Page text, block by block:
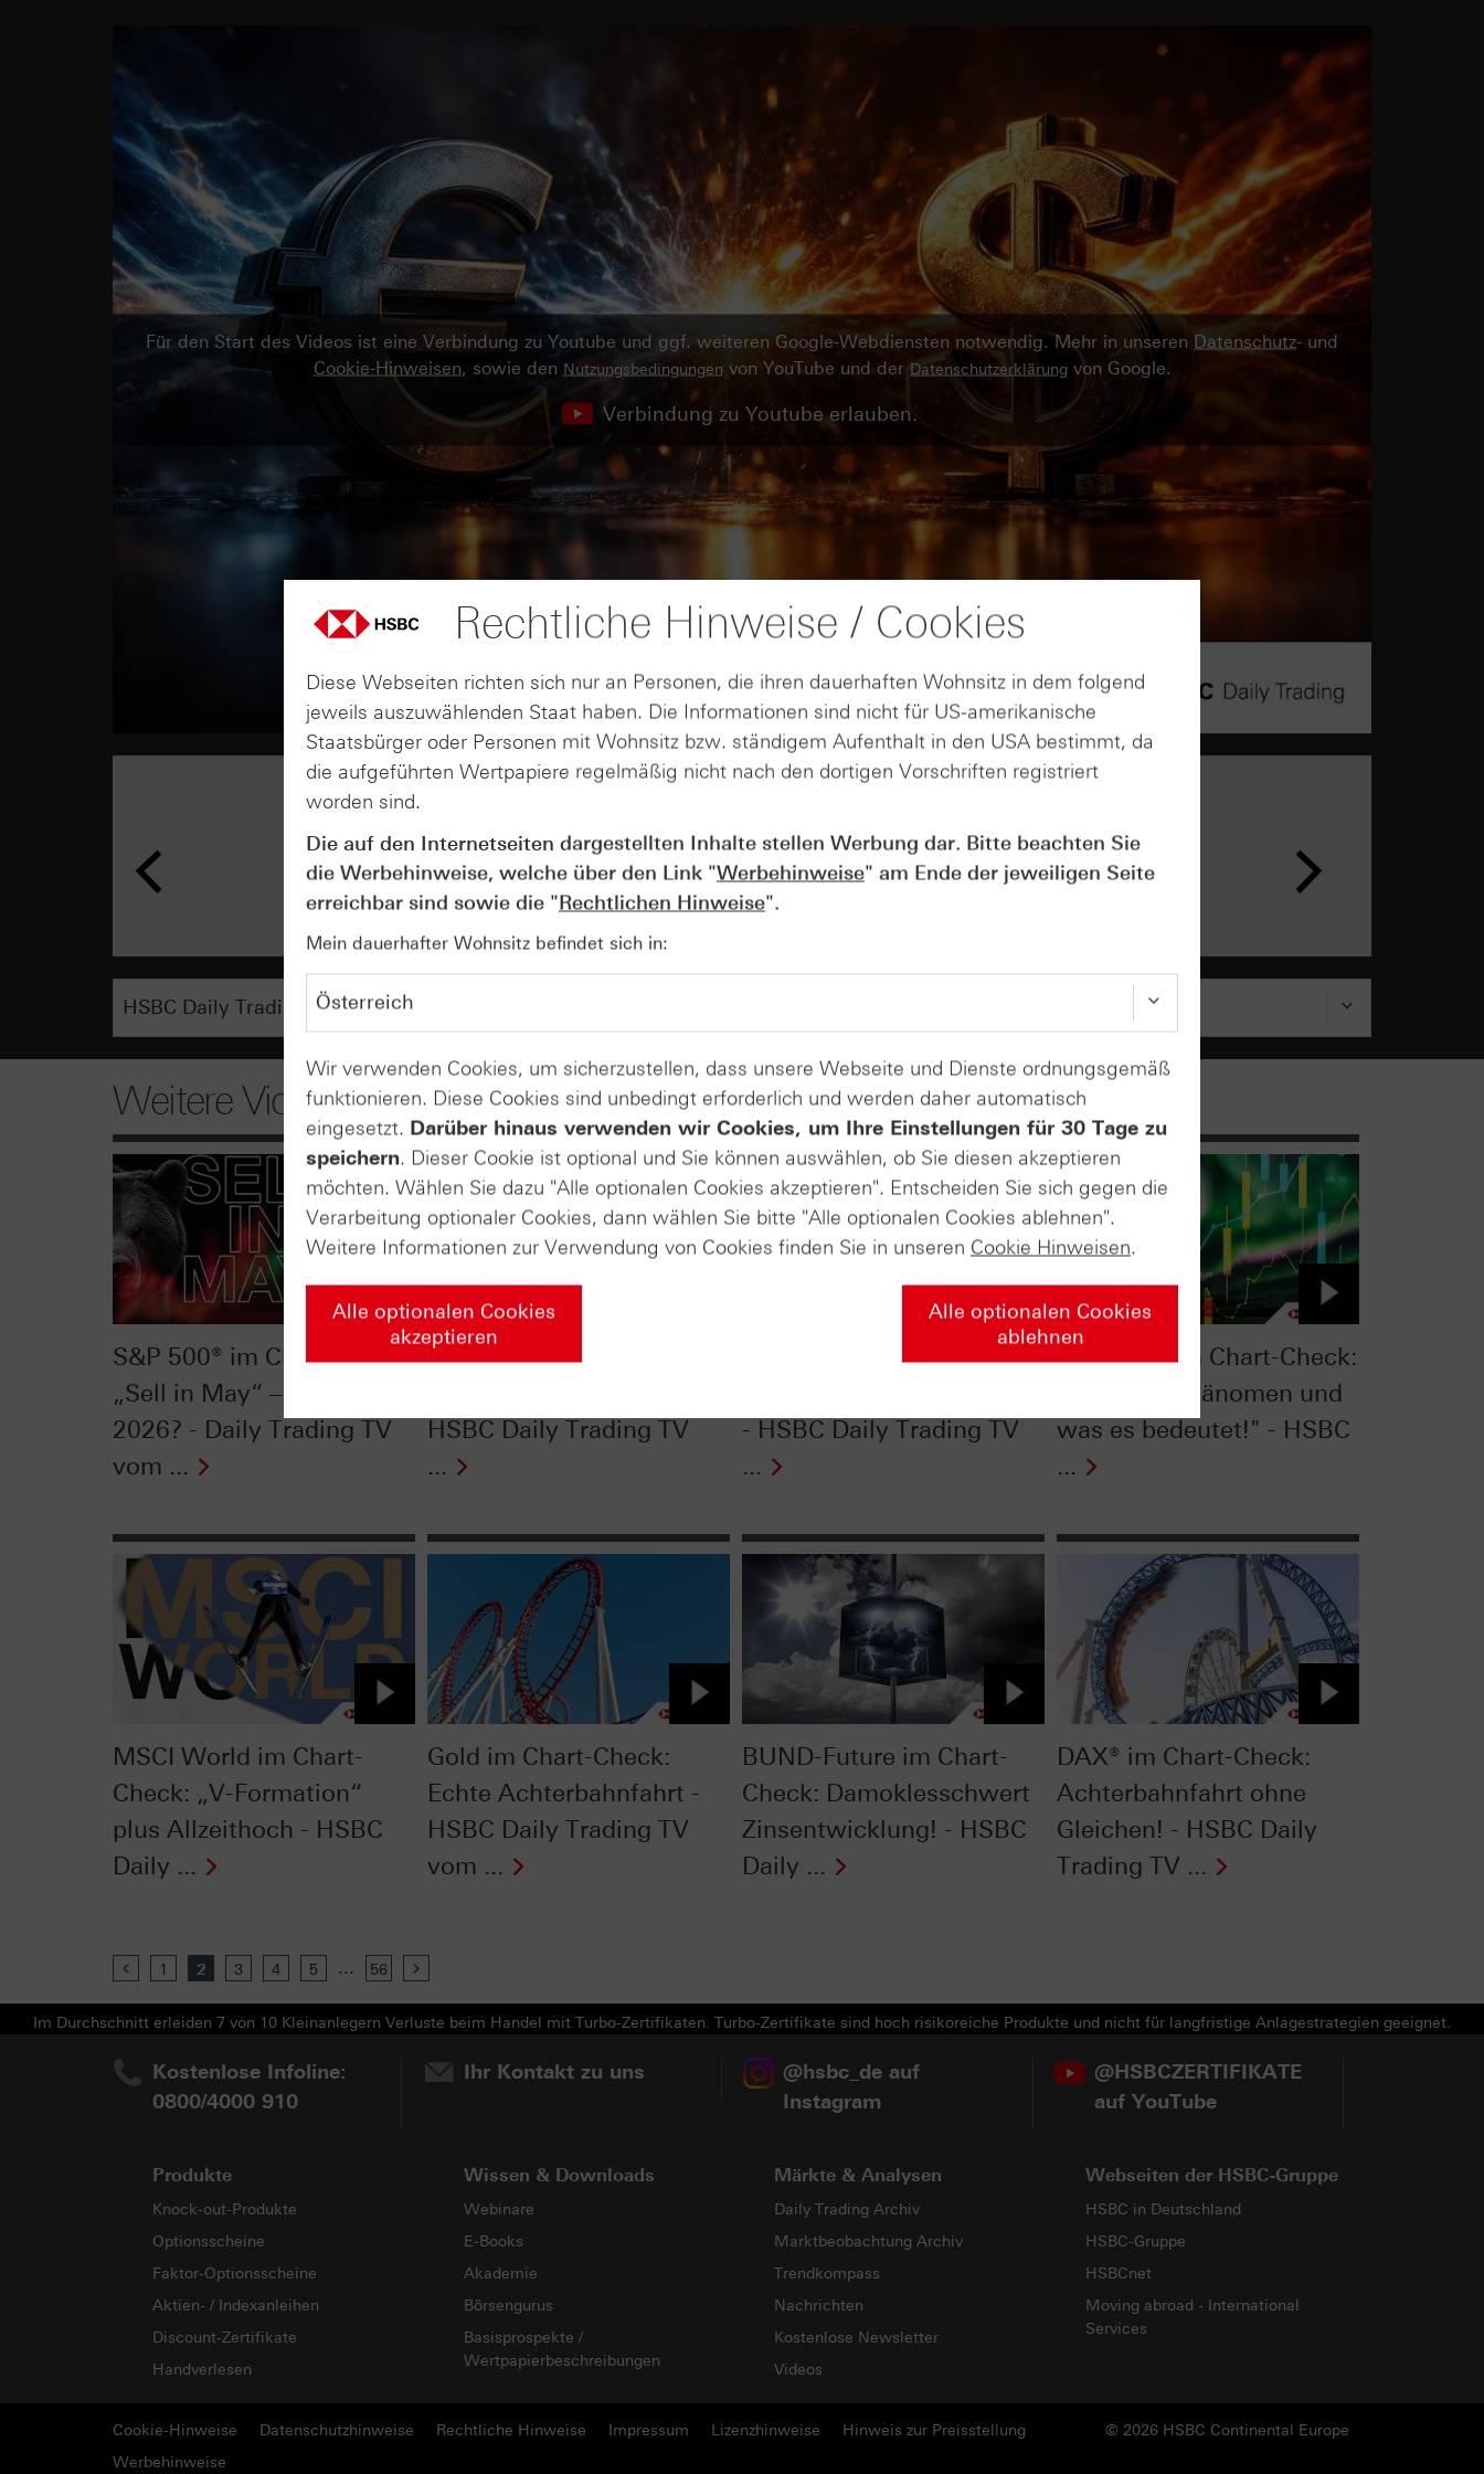
Für den Start des Videos ist eine Verbindung zu Youtube und ggf. weiteren Google-Webdiensten notwendig. Mehr in unseren Datenschutz- und
Cookie-Hinweisen, sowie den Nutzungsbedingungen von YouTube und derDatenschutzerklärungvon Google.
Verbindung zu Youtube erlauben.
07
Wie lange bleibt der DAX® in
Rekordlaune? - ntv Zertifikate
07.08.26
Weitere Videos
S&P 500® im Chart-Check:
„Sell in May“ – nicht
2026? - Daily Trading TV
vom ...
Silber im Chart-Check:
HSBC Daily Trading TV
...
EUR/USD im Chart-Check:
- HSBC Daily Trading TV
...
S&P 500® im Chart-Check:
"Seltenes Phänomen und
was es bedeutet!" - HSBC
...
MSCI World im Chart-
Check: „V-Formation“
plus Allzeithoch - HSBC
Daily ...
Gold im Chart-Check:
Echte Achterbahnfahrt -
HSBC Daily Trading TV
vom ...
BUND-Future im Chart-
Check: Damoklesschwert
Zinsentwicklung! - HSBC
Daily ...
DAX® im Chart-Check:
Achterbahnfahrt ohne
Gleichen! - HSBC Daily
Trading TV ...
Previous
1 2 3 4 5 ... 56
Im Durchschnitt erleiden 7 von 10 Kleinanlegern Verluste beim Handel mit Turbo-Zertifikaten. Turbo-Zertifikate sind hoch risikoreiche Produkte und nicht für langfristige Anlagestrategien geeignet.
Kostenlose Infoline:
0800/4000 910
Ihr Kontakt zu uns
@hsbc_de auf
Instagram
@HSBCZERTIFIKATE
auf YouTube
Produkte
Knock-out-Produkte
Optionsscheine
Faktor-Optionsscheine
Aktien- / Indexanleihen
Discount-Zertifikate
Handverlesen
Wissen & Downloads
Webinare
E-Books
Akademie
Börsengurus
Basisprospekte /
Wertpapierbeschreibungen
Märkte & Analysen
Daily Trading Archiv
Marktbeobachtung Archiv
Trendkompass
Nachrichten
Kostenlose Newsletter
Videos
Webseiten der HSBC-Gruppe
HSBC in Deutschland
HSBC-Gruppe
HSBCnet
Moving abroad - International
Services
Cookie-Hinweise Datenschutzhinweise Rechtliche Hinweise Impressum Lizenzhinweise © 2026 HSBC Continental Europe
Hinweis zur Preisstellung
Werbehinweise
Rechtliche Hinweise / Cookies
Diese Webseiten richten sich nur an Personen, die ihren dauerhaften Wohnsitz in dem folgend
jeweils auszuwählenden Staat haben. Die Informationen sind nicht für US-amerikanische
Staatsbürger oder Personen mit Wohnsitz bzw. ständigem Aufenthalt in den USA bestimmt, da
die aufgeführten Wertpapiere regelmäßig nicht nach den dortigen Vorschriften registriert
worden sind.
Die auf den Internetseiten dargestellten Inhalte stellen Werbung dar. Bitte beachten Sie
die Werbehinweise, welche über den Link "Werbehinweise" am Ende der jeweiligen Seite
erreichbar sind sowie die "Rechtlichen Hinweise".
Mein dauerhafter Wohnsitz befindet sich in:
Wir verwenden Cookies, um sicherzustellen, dass unsere Webseite und Dienste ordnungsgemäß
funktionieren. Diese Cookies sind unbedingt erforderlich und werden daher automatisch
eingesetzt. Darüber hinaus verwenden wir Cookies, um Ihre Einstellungen für 30 Tage zu
speichern. Dieser Cookie ist optional und Sie können auswählen, ob Sie diesen akzeptieren
möchten. Wählen Sie dazu "Alle optionalen Cookies akzeptieren". Entscheiden Sie sich gegen die
Verarbeitung optionaler Cookies, dann wählen Sie bitte "Alle optionalen Cookies ablehnen".
Weitere Informationen zur Verwendung von Cookies finden Sie in unseren Cookie Hinweisen.
Alle optionalen Cookies
akzeptieren
Alle optionalen Cookies
ablehnen